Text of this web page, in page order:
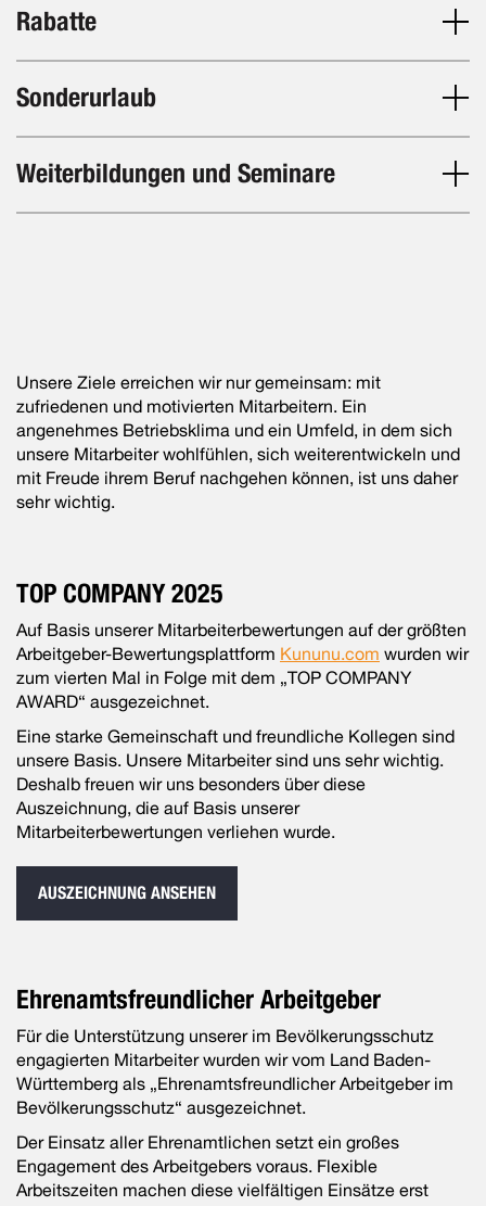
Rabatte
Sonderurlaub
Weiterbildungen und Seminare
Unsere Ziele erreichen wir nur gemeinsam: mit
zufriedenen und motivierten Mitarbeitern. Ein
angenehmes Betriebsklima und ein Umfeld, in dem sich
unsere Mitarbeiter wohlfühlen, sich weiterentwickeln und
mit Freude ihrem Beruf nachgehen können, ist uns daher
sehr wichtig.
TOP COMPANY 2025
Auf Basis unserer Mitarbeiterbewertungen auf der größten
Arbeitgeber-Bewertungsplattform Kununu.com wurden wir
zum vierten Mal in Folge mit dem „TOP COMPANY
AWARD“ ausgezeichnet.
Eine starke Gemeinschaft und freundliche Kollegen sind
unsere Basis. Unsere Mitarbeiter sind uns sehr wichtig.
Deshalb freuen wir uns besonders über diese
Auszeichnung, die auf Basis unserer
Mitarbeiterbewertungen verliehen wurde.
AUSZEICHNUNG ANSEHEN
Ehrenamtsfreundlicher Arbeitgeber
Für die Unterstützung unserer im Bevölkerungsschutz
engagierten Mitarbeiter wurden wir vom Land Baden-
Württemberg als „Ehrenamtsfreundlicher Arbeitgeber im
Bevölkerungsschutz“ ausgezeichnet.
Der Einsatz aller Ehrenamtlichen setzt ein großes
Engagement des Arbeitgebers voraus. Flexible
Arbeitszeiten machen diese vielfältigen Einsätze erst